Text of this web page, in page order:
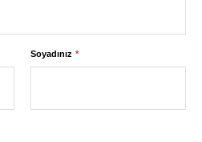
Soyadınız